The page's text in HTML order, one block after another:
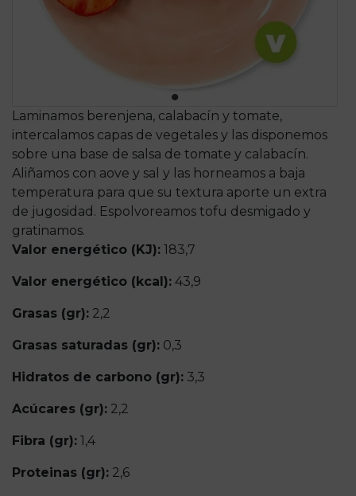
Laminamos berenjena, calabacín y tomate,
intercalamos capas de vegetales y las disponemos
sobre una base de salsa de tomate y calabacín.
Aliñamos con aove y sal y las horneamos a baja
temperatura para que su textura aporte un extra
de jugosidad. Espolvoreamos tofu desmigado y
gratinamos.
Valor energético (KJ): 183,7
Valor energético (kcal): 43,9
Grasas (gr): 2,2
Grasas saturadas (gr): 0,3
Hidratos de carbono (gr): 3,3
Acúcares (gr): 2,2
Fibra (gr): 1,4
Proteinas (gr): 2,6